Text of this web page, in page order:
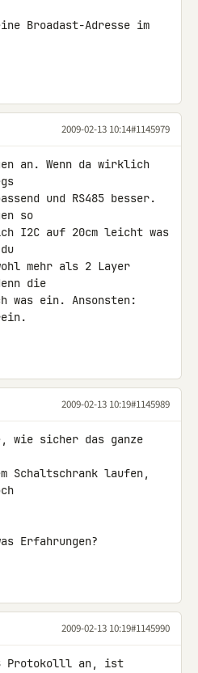
Broadast-Adresse im
2009-02-13 10:14#1145979
an. Wenn da wirklich
und RS485 besser.
so
I2C auf 20cm leicht was
mehr als 2 Layer
die
was ein. Ansonsten:
2009-02-13 10:19#1145989
wie sicher das ganze
Schaltschrank laufen,
Erfahrungen?
2009-02-13 10:19#1145990
Protokolll an, ist